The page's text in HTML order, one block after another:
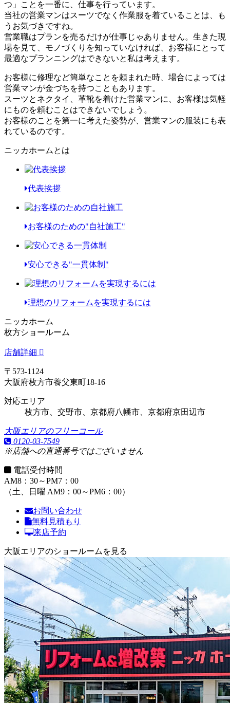
つ」ことを一番に、仕事を行っています。
当社の営業マンはスーツでなく作業服を着ていることは、も
うお気づきですね。
営業職はプランを売るだけが仕事じゃありません。生きた現
場を見て、モノづくりを知っていなければ、お客様にとって
最適なプランニングはできないと私は考えます。
お客様に修理など簡単なことを頼まれた時、場合によっては
営業マンが金づちを持つこともあります。
スーツとネクタイ、革靴を着けた営業マンに、お客様は気軽
にものを頼むことはできないでしょう。
お客様のことを第一に考えた姿勢が、営業マンの服装にも表
れているのです。
ニッカホームとは
代表挨拶
お客様のための"自社施工"
安心できる"一貫体制"
理想のリフォームを実現するには
ニッカホーム
枚方ショールーム
店舗詳細
〒573-1124
大阪府枚方市養父東町18-16
対応エリア
枚方市、交野市、京都府八幡市、京都府京田辺市
大阪エリアのフリーコール
0120-03-7549
※店舗への直通番号ではございません
電話受付時間
AM8：30～PM7：00
（土、日曜 AM9：00～PM6：00）
お問い合わせ
無料見積もり
来店予約
大阪エリアのショールームを見る